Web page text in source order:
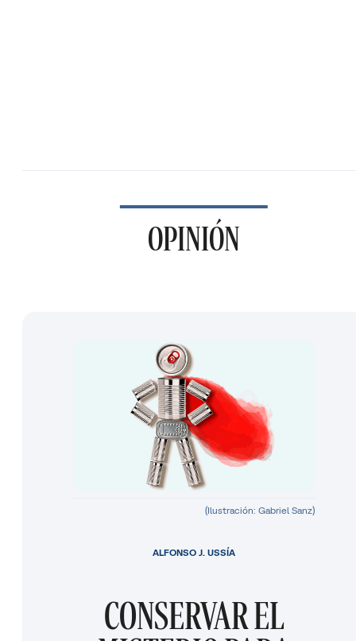
OPINIÓN
(Ilustración: Gabriel Sanz)
CONSERVAR EL
ALFONSO J. USSÍA